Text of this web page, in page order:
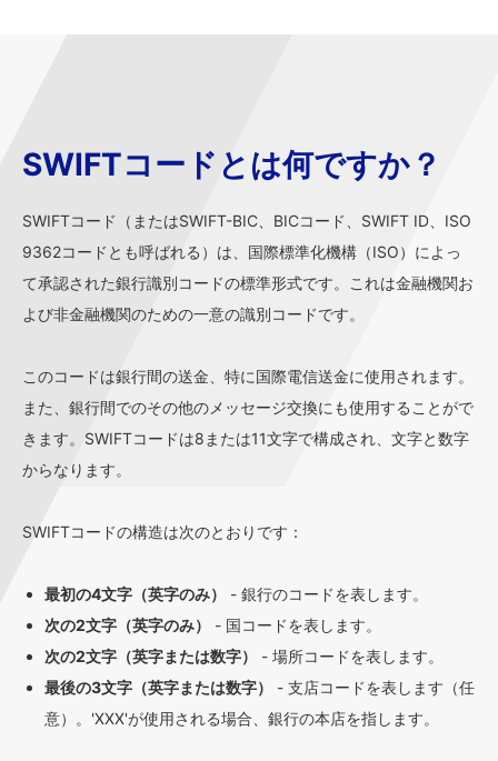
SWIFTコードとは何ですか？
SWIFTコード（またはSWIFT-BIC、BICコード、SWIFT ID、ISO
9362コードとも呼ばれる）は、国際標準化機構（ISO）によっ
て承認された銀行識別コードの標準形式です。これは金融機関お
よび非金融機関のための一意の識別コードです。
このコードは銀行間の送金、特に国際電信送金に使用されます。
また、銀行間でのその他のメッセージ交換にも使用することがで
きます。SWIFTコードは8または11文字で構成され、文字と数字
からなります。
SWIFTコードの構造は次のとおりです：
最初の4文字（英字のみ）
- 銀行のコードを表します。
次の2文字（英字のみ）
- 国コードを表します。
次の2文字（英字または数字）
- 場所コードを表します。
最後の3文字（英字または数字）
- 支店コードを表します（任
意）。'XXX'が使用される場合、銀行の本店を指します。